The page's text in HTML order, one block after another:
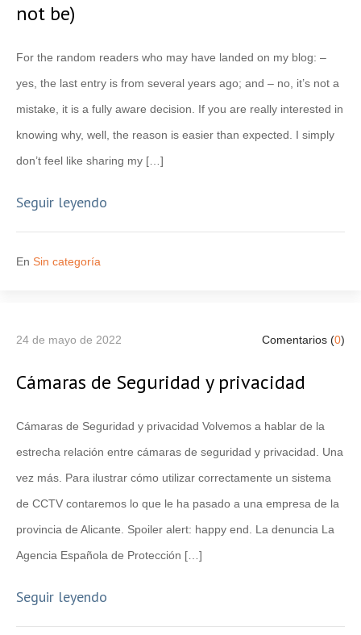
not be)
For the random readers who may have landed on my blog: –
yes, the last entry is from several years ago; and – no, it’s not a
mistake, it is a fully aware decision. If you are really interested in
knowing why, well, the reason is easier than expected. I simply
don’t feel like sharing my […]
Seguir leyendo
En Sin categoría
24 de mayo de 2022 Comentarios (0)
Cámaras de Seguridad y privacidad
Cámaras de Seguridad y privacidad Volvemos a hablar de la
estrecha relación entre cámaras de seguridad y privacidad. Una
vez más. Para ilustrar cómo utilizar correctamente un sistema
de CCTV contaremos lo que le ha pasado a una empresa de la
provincia de Alicante. Spoiler alert: happy end. La denuncia La
Agencia Española de Protección […]
Seguir leyendo